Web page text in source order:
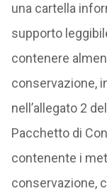
una cartella
supporto
contenere
conservazione,
nell’allegato 2
Pacchetto di
contenente i
conservazione,